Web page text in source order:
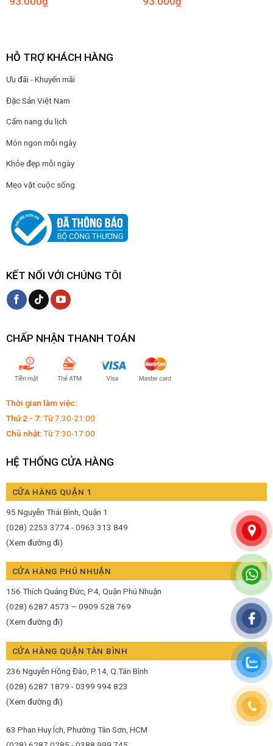
HỖ TRỢ KHÁCH HÀNG
Ưu đãi - Khuyến mãi
Đặc Sản Việt Nam
Cẩm nang du lịch
Món ngon mỗi ngày
Khỏe đẹp mỗi ngày
Mẹo vặt cuộc sống
KẾT NỐI VỚI CHÚNG TÔI
CHẤP NHẬN THANH TOÁN
Thời gian làm việc:
Thứ 2 - 7:Từ 7:30-21:00
Chủ nhật:Từ 7:30-17:00
HỆ THỐNG CỬA HÀNG
CỬA HÀNG QUẬN 1
95 Nguyễn Thái Bình, Quận 1
(028) 2253 3774 - 0963 313 849
(Xem đường đi)
CỬA HÀNG PHÚ NHUẬN
156 Thích Quảng Đức, P.4, Quận Phú Nhuận
(028) 6287 4573 – 0909 528 769
(Xem đường đi)
CỬA HÀNG QUẬN TÂN BÌNH
236 Nguyễn Hồng Đào, P.14, Q.Tân Bình
(028) 6287 1879 - 0399 994 823
(Xem đường đi)
63 Phan Huy Ích, Phường Tân Sơn, HCM